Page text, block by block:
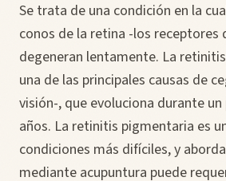
Se trata de una condición en la
conos de la retina -los receptores
degeneran lentamente. La
una de las principales causas de
visión-, que evoluciona durante
años. La retinitis pigmentaria es
condiciones más difíciles, y
mediante acupuntura puede